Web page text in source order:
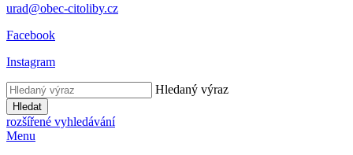
urad@obec-citoliby.cz
Facebook
Instagram
Hledaný výraz
Hledat
rozšířené vyhledávání
Menu